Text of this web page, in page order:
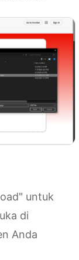
untuk
di
Anda